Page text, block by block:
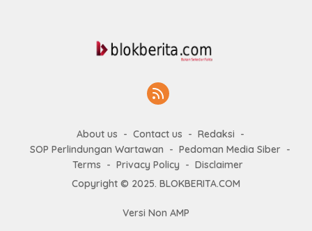
About us Contact us
Redaksi
SOP Perlindungan Wartawan
Pedoman Media Siber
Terms
Privacy Policy
Disclaimer
Copyright © 2025. BLOKBERITA.COM
Versi Non AMP